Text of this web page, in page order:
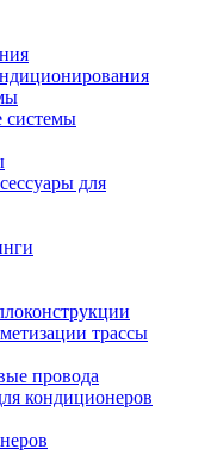
для
трассы
провода
кондиционеров